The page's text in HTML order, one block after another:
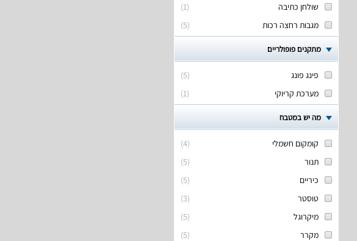
(
1
)
שולחן כתיבה
(
5
) מגבות רחצה רכות
מתקנים פופולריים
(
5
)
פינג פונג
(
1
) מערכת קריוקי
מה יש במטבח
(
4
)
קומקום חשמלי
(
5
)
תנור
(
5
)
כיריים
(
3
)
טוסטר
(
5
)
מיקרוגל
(
5
) מקרר